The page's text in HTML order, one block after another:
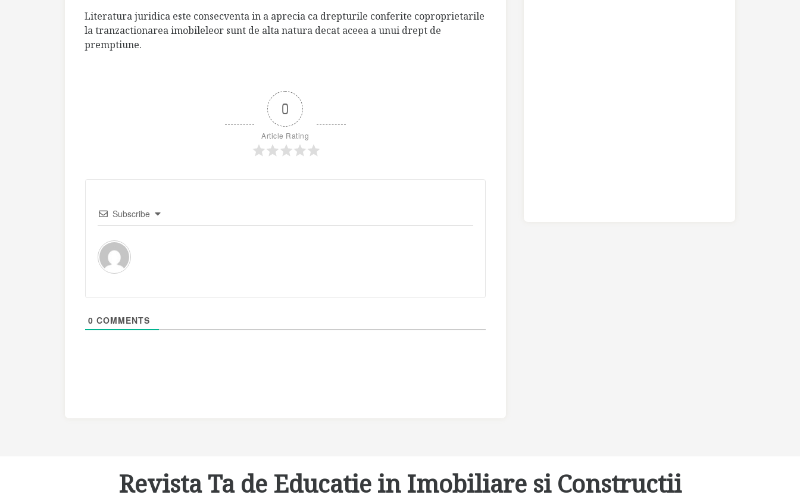
Literatura juridica este consecventa in a aprecia ca drepturile conferite coproprietarile
la tranzactionarea imobileleor sunt de alta natura decat aceea a unui drept de
premptiune.
0
Article Rating
Subscribe
0 COMMENTS
Revista Ta de Educatie in Imobiliare si Constructii